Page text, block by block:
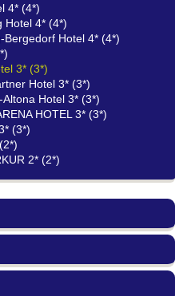
4* (4*)
Hotel 4* (4*)
Hotel 4* (4*)
3* (3*)
Hotel 3* (3*)
Hotel 3* (3*)
HOTEL 3* (3*)
(3*)
2* (2*)